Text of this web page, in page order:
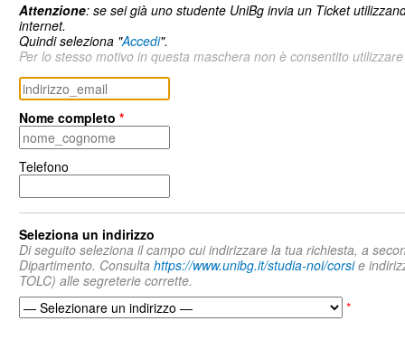
Attenzione: se sei già uno studente UniBg invia un Ticket
internet.
Quindi seleziona "Accedi".
Per lo stesso motivo in questa maschera non è consentito
Nome completo *
Telefono
Seleziona un indirizzo
Di seguito seleziona il campo cui indirizzare la tua richiesta, a
Dipartimento. Consulta https://www.unibg.it/studia-noi/corsie
TOLC) alle segreterie corrette.
*